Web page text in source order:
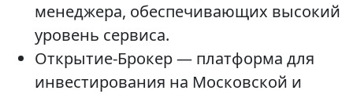
менеджера, обеспечивающих высокий
уровень сервиса.
Открытие-Брокер — платформа для
инвестирования на Московской и